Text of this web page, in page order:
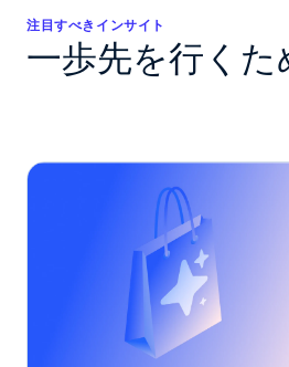
注目すべきインサイト
一歩先を行くた